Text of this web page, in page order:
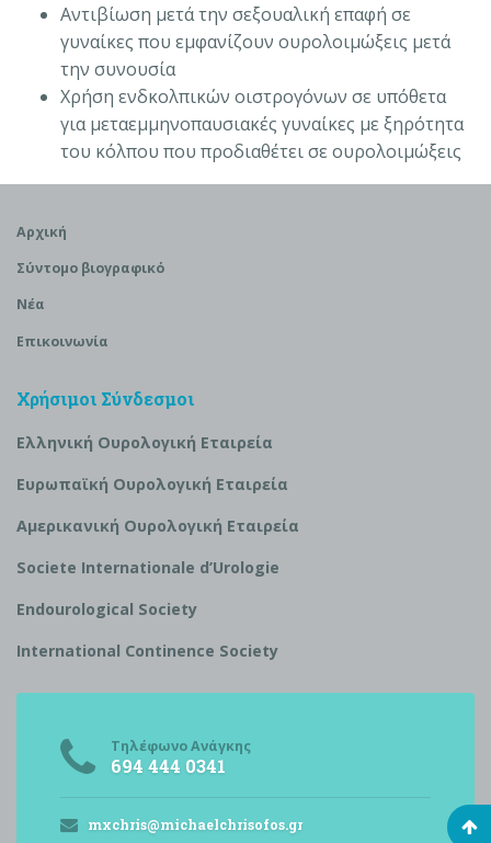
Αντιβίωση μετά την σεξουαλική επαφή σε
γυναίκες που εμφανίζουν ουρολοιμώξεις μετά
την συνουσία
Χρήση ενδκολπικών οιστρογόνων σε υπόθετα
για μεταεμμηνοπαυσιακές γυναίκες με ξηρότητα
του κόλπου που προδιαθέτει σε ουρολοιμώξεις
Αρχική
Σύντομο βιογραφικό
Νέα
Επικοινωνία
Χρήσιμοι Σύνδεσμοι
Ελληνική Ουρολογική Εταιρεία
Ευρωπαϊκή Ουρολογική Εταιρεία
Αμερικανική Ουρολογική Εταιρεία
Societe Internationale d’Urologie
Endourological Society
International Continence Society
Τηλέφωνο Ανάγκης
694 444 0341
mxchris@michaelchrisofos.gr